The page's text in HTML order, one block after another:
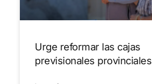
Urge reformar las cajas
previsionales provinciales